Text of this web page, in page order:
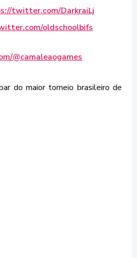
twitter.com/DarkraiLj
oldschoolbifs
@camaleaogames
do maior torneio brasileiro de